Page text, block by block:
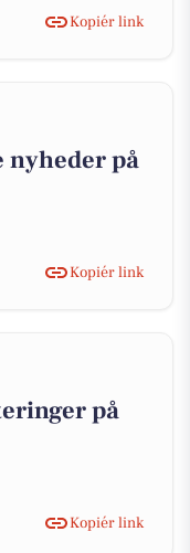
Kopiér link
nyheder på
Kopiér link
på
Kopiér link